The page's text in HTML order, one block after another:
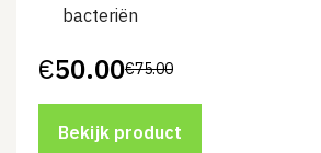
bacteriën
€75.00
Oorspronkelijke
was:
€75.00.
€50.00
Huidige
is:
€50.00.
Bekijk product